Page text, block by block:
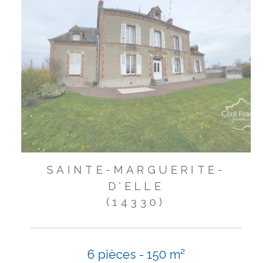
SAINTE-MARGUERITE-
D'ELLE
(14330)
6 pièces - 150 m²